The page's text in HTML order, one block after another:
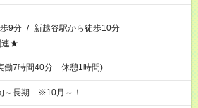
9分 / 新越谷駅から徒歩10分
連★
働7時間40分 休憩1時間)
～長期 ※10月～！